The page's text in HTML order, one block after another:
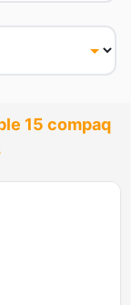
15 compaq